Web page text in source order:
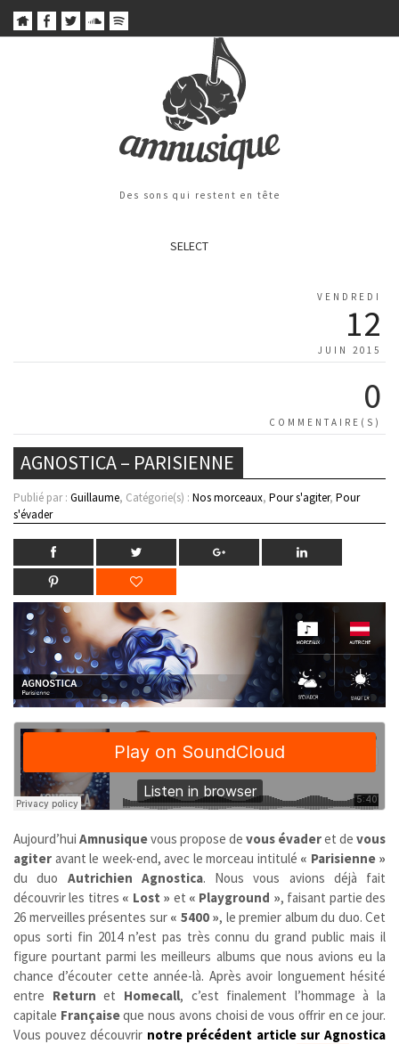
Des sons qui restent en tête
SELECT
VENDREDI
12
JUIN 2015
0
COMMENTAIRE(S)
AGNOSTICA – PARISIENNE
Publié par : Guillaume, Catégorie(s) : Nos morceaux, Pour s'agiter, Pour
s'évader
Aujourd’hui Amnusiquevous propose de vous évaderet de vous
agiter avant le week-end, avec le morceau intitulé « Parisienne »
du duo Autrichien Agnostica. Nous vous avions déjà fait
découvrir les titres « Lost » et « Playground », faisant partie des
26 merveilles présentes sur « 5400 », le premier album du duo. Cet
opus sorti fin 2014 n’est pas très connu du grand public mais il
figure pourtant parmi les meilleurs albums que nous avions eu la
chance d’écouter cette année-là. Après avoir longuement hésité
entre Return et Homecall, c’est finalement l’hommage à la
capitale Françaiseque nous avons choisi de vous offrir en ce jour.
Vous pouvez découvrir notre précédent article sur Agnostica